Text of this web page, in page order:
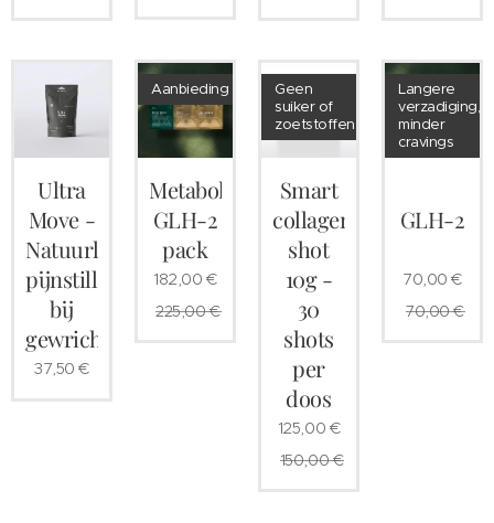
Ultra
Move -
Natuurlijke
pijnstiller
bij
gewrichtspijnen
37,50 €
Metabolic
GLH-2
pack
Aanbieding
182,00 €
225,00€
Smart
collagen
shot
10g -
30
shots
per
doos
Geen
suiker of
zoetstoffen
125,00 €
150,00€
GLH-2
Langere
verzadiging,
minder
cravings
70,00 €
70,00€